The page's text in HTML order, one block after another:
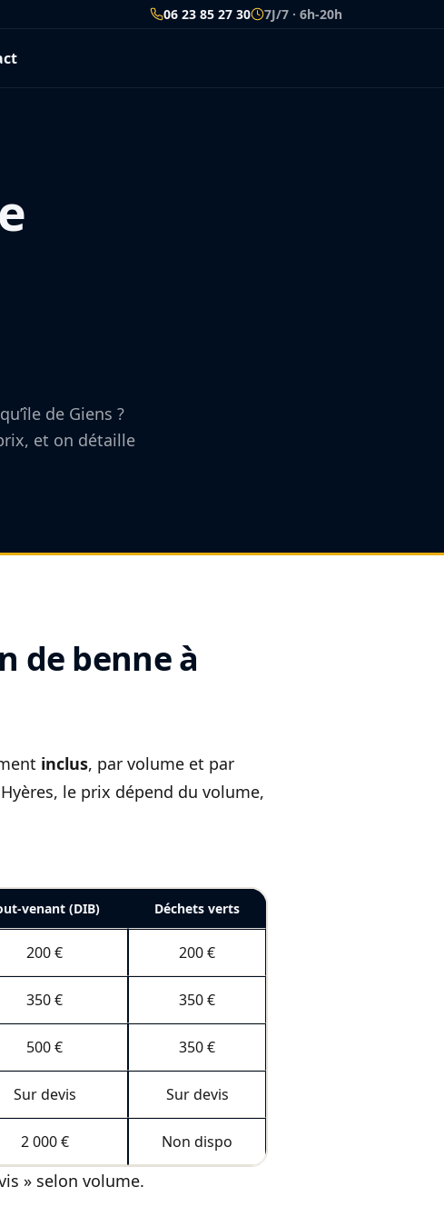
06 23 85 27 30 7J/7 · 6h-20h
de Giens ?
et on détaille
de benne à
inclus, par volume et par
le prix dépend du volume,
venant (DIB) Déchets verts
200 € 200 €
350 € 350 €
500 € 350 €
Sur devis Sur devis
2 000 € Non dispo
» selon volume.